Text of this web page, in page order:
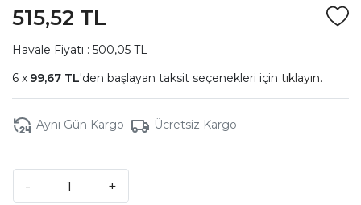
515,52 TL
Havale Fiyatı : 500,05 TL
99,67 TL'den başlayan taksit seçenekleri için tıklayın.
Aynı Gün Kargo Ücretsiz Kargo
- +